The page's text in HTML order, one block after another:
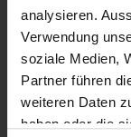
analysieren.
Verwendung
soziale Medien,
Partner führen
weiteren Daten
haben oder die
Telefon Mobile: